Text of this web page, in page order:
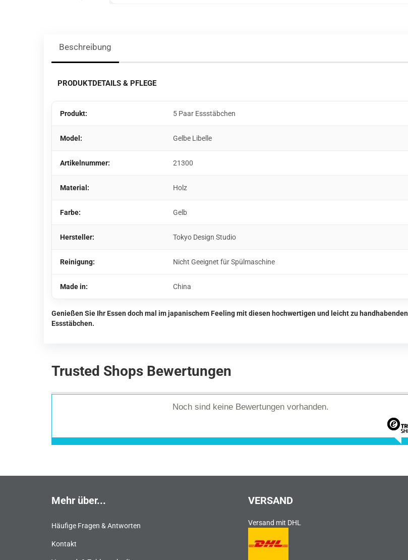
Beschreibung
PRODUKTDETAILS & PFLEGE
Produkt: 5 Paar Essstäbchen
Model: Gelbe Libelle
Artikelnummer: 21300
Material: Holz
Farbe: Gelb
Hersteller: Tokyo Design Studio
Reinigung: Nicht Geeignet für Spülmaschine
Made in: China
Genießen Sie Ihr Essen doch mal im japanischem Feeling mit diesen hochwertigen und leicht zu handhabenden
Essstäbchen.
Trusted Shops Bewertungen
Noch sind keine Bewertungen vorhanden.
Mehr über...
Häufige Fragen & Antworten
Kontakt
VERSAND
Versand mit DHL